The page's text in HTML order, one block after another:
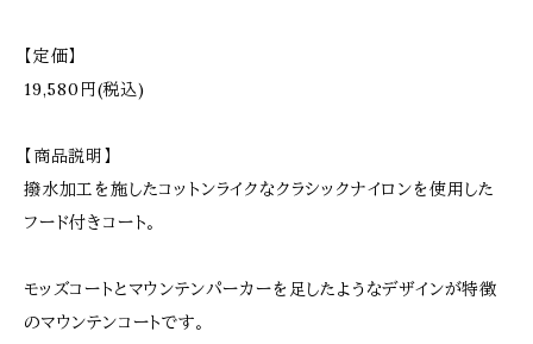
【定価】
19,580円(税込)
【商品説明】
撥水加工を施したコットンライクなクラシックナイロンを使用した
フード付きコート。
モッズコートとマウンテンパーカーを足したようなデザインが特徴
のマウンテンコートです。